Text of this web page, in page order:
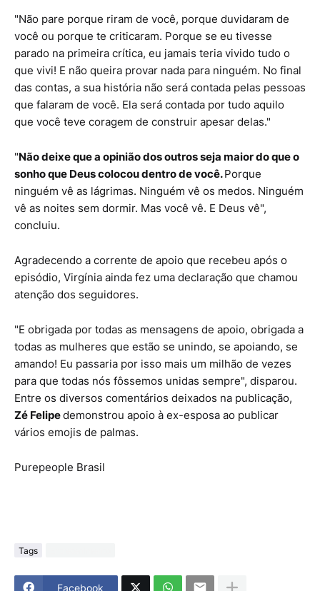
"Não pare porque riram de você, porque duvidaram de
você ou porque te criticaram. Porque se eu tivesse
parado na primeira crítica, eu jamais teria vivido tudo o
que vivi! E não queira provar nada para ninguém. No final
das contas, a sua história não será contada pelas pessoas
que falaram de você. Ela será contada por tudo aquilo
que você teve coragem de construir apesar delas."
"Não deixe que a opinião dos outros seja maior do que o
sonho que Deus colocou dentro de você.Porque
ninguém vê as lágrimas. Ninguém vê os medos. Ninguém
vê as noites sem dormir. Mas você vê. E Deus vê",
concluiu.
Agradecendo a corrente de apoio que recebeu após o
episódio, Virgínia ainda fez uma declaração que chamou
atenção dos seguidores.
"E obrigada por todas as mensagens de apoio, obrigada a
todas as mulheres que estão se unindo, se apoiando, se
amando! Eu passaria por isso mais um milhão de vezes
para que todas nós fôssemos unidas sempre", disparou.
Entre os diversos comentários deixados na publicação,
Zé Felipedemonstrou apoio à ex-esposa ao publicar
vários emojis de palmas.
Purepeople Brasil
Tags
Facebook